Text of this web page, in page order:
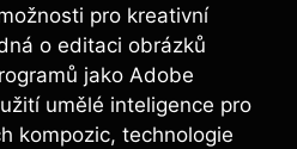
pro kreativní
o editaci obrázků
jako Adobe
umělé inteligence pro
kompozic, technologie